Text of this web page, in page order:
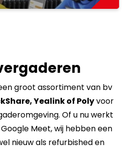
groot assortiment van bv
Yealink of Polyvoor
Of u nu werkt
Meet, wij hebben een
nieuw als refurbished en